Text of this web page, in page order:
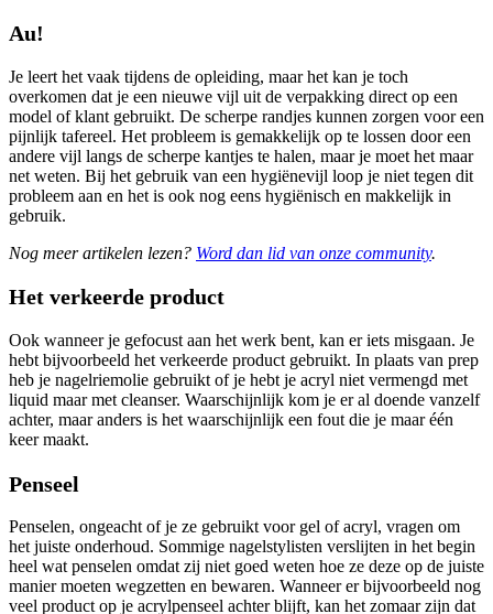
Au!
Je leert het vaak tijdens de opleiding, maar het kan je toch
overkomen dat je een nieuwe vijl uit de verpakking direct op een
model of klant gebruikt. De scherpe randjes kunnen zorgen voor een
pijnlijk tafereel. Het probleem is gemakkelijk op te lossen door een
andere vijl langs de scherpe kantjes te halen, maar je moet het maar
net weten. Bij het gebruik van een hygiënevijl loop je niet tegen dit
probleem aan en het is ook nog eens hygiënisch en makkelijk in
gebruik.
Nog meer artikelen lezen? Word dan lid van onze community.
Het verkeerde product
Ook wanneer je gefocust aan het werk bent, kan er iets misgaan. Je
hebt bijvoorbeeld het verkeerde product gebruikt. In plaats van prep
heb je nagelriemolie gebruikt of je hebt je acryl niet vermengd met
liquid maar met cleanser. Waarschijnlijk kom je er al doende vanzelf
achter, maar anders is het waarschijnlijk een fout die je maar één
keer maakt.
Penseel
Penselen, ongeacht of je ze gebruikt voor gel of acryl, vragen om
het juiste onderhoud. Sommige nagelstylisten verslijten in het begin
heel wat penselen omdat zij niet goed weten hoe ze deze op de juiste
manier moeten wegzetten en bewaren. Wanneer er bijvoorbeeld nog
veel product op je acrylpenseel achter blijft, kan het zomaar zijn dat